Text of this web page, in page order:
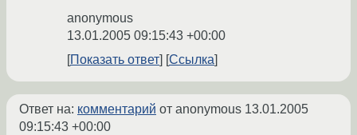
anonymous
13.01.2005 09:15:43 +00:00
Показать ответ
Ссылка
Ответ на: комментарий от anonymous 13.01.2005
09:15:43 +00:00